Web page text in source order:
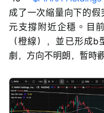
成了一次縮量向下的
元支撐附近企穩。目
（橙線），並已形成
劇，方向不明朗，暫時